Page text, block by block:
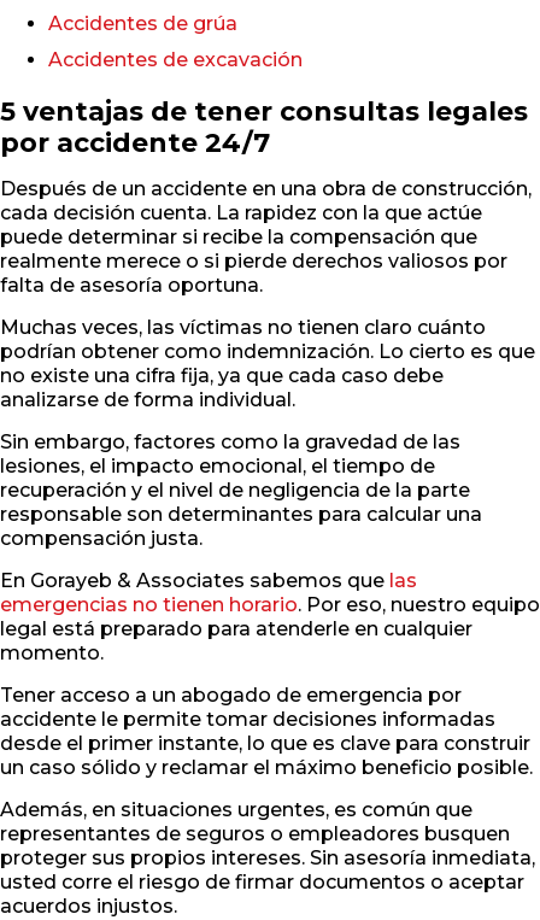
Accidentes de grúa
Accidentes de excavación
5 ventajas de tener consultas legales
por accidente 24/7
Después de un accidente en una obra de construcción,
cada decisión cuenta. La rapidez con la que actúe
puede determinar si recibe la compensación que
realmente merece o si pierde derechos valiosos por
falta de asesoría oportuna.
Muchas veces, las víctimas no tienen claro cuánto
podrían obtener como indemnización. Lo cierto es que
no existe una cifra fija, ya que cada caso debe
analizarse de forma individual.
Sin embargo, factores como la gravedad de las
lesiones, el impacto emocional, el tiempo de
recuperación y el nivel de negligencia de la parte
responsable son determinantes para calcular una
compensación justa.
En Gorayeb & Associates sabemos que las
emergencias no tienen horario. Por eso, nuestro equipo
legal está preparado para atenderle en cualquier
momento.
Tener acceso a un abogado de emergencia por
accidente le permite tomar decisiones informadas
desde el primer instante, lo que es clave para construir
un caso sólido y reclamar el máximo beneficio posible.
Además, en situaciones urgentes, es común que
representantes de seguros o empleadores busquen
proteger sus propios intereses. Sin asesoría inmediata,
usted corre el riesgo de firmar documentos o aceptar
acuerdos injustos.